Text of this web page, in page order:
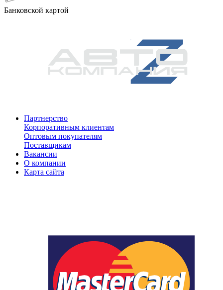
Банковской картой
Партнерство
Корпоративным клиентам
Оптовым покупателям
Поставщикам
Вакансии
О компании
Карта сайта